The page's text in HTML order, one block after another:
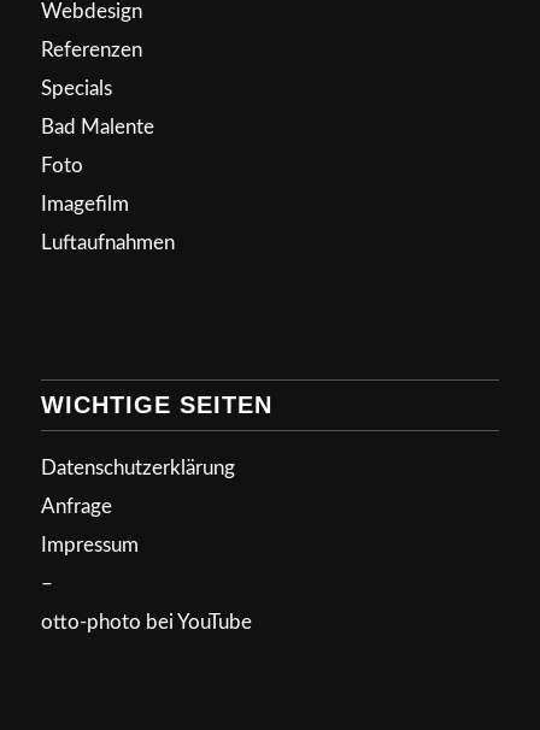
Webdesign
Referenzen
Specials
Bad Malente
Foto
Imagefilm
Luftaufnahmen
WICHTIGE SEITEN
Datenschutzerklärung
Anfrage
Impressum
–
otto-photo bei YouTube